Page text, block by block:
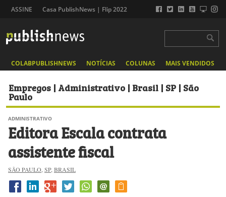
ASSINE Casa PublishNews | Flip 2022
COLABPUBLISHNEWS NOTÍCIAS COLUNAS MAIS VENDIDOS
Empregos | Administrativo | Brasil | SP | São
Paulo
ADMINISTRATIVO
Editora Escala contrata
assistente fiscal
SÃO PAULO SP, BRASIL